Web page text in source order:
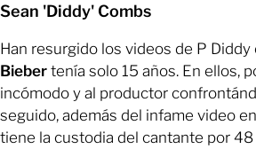
Sean 'Diddy' Combs
Han resurgido los videos de P Diddy
Bieber tenía solo 15 años. En ellos,
incómodo y al productor
seguido, además del infame video
tiene la custodia del cantante por 48